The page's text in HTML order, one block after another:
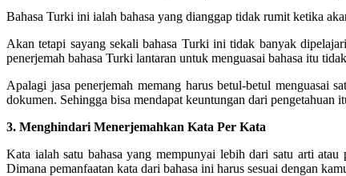
Bahasa Turki ini ialah bahasa yang dianggap tidak rumit ketika
Akan tetapi sayang sekali bahasa Turki ini tidak banyak
penerjemah bahasa Turki lantaran untuk menguasai bahasa itu
Apalagi jasa penerjemah memang harus betul-betul menguasai
dokumen. Sehingga bisa mendapat keuntungan dari pengetahuan
3. Menghindari Menerjemahkan Kata Per Kata
Kata ialah satu bahasa yang mempunyai lebih dari satu arti atau
Dimana pemanfaatan kata dari bahasa ini harus sesuai dengan